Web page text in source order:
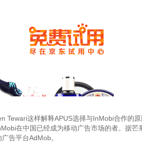
这样解释APUS选择与InMobi合作的原
在中国已经成为移动广告市场的者。据
告平台AdMob。